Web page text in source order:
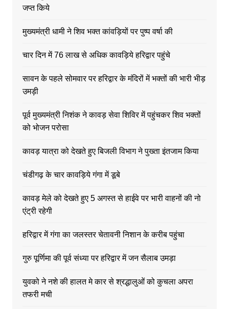
जप्त किये
मुख्यमंत्री धामी ने शिव भक्त कांवड़ियों पर पुष्प वर्षा की
चार दिन में 76 लाख से अधिक कावड़िये हरिद्वार पहुंचे
सावन के पहले सोमवार पर हरिद्वार के मंदिरों में भक्तों की भारी भीड़
उमड़ी
पूर्व मुख्यमंत्री निशंक ने कावड़ सेवा शिविर में पहुंचकर शिव भक्तों
को भोजन परोसा
कावड़ यात्रा को देखते हुए बिजली विभाग ने पुख्ता इंतजाम किया
चंडीगढ़ के चार कावड़िये गंगा में डूबे
कावड़ मेले को देखते हुए 5 अगस्त से हाईवे पर भारी वाहनों की नो
एंट्री रहेगी
हरिद्वार में गंगा का जलस्तर चेतावनी निशान के करीब पहुंचा
गुरु पूर्णिमा की पूर्व संध्या पर हरिद्वार में जन सैलाब उमड़ा
युवको ने नशे की हालत मे कार से श्रद्धालुओं को कुचला अपरा
तफरी मची